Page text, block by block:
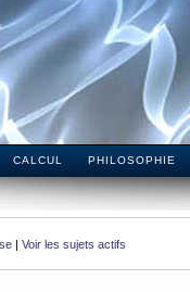
CALCUL PHILOSOPHIE
| Voir les sujets actifs